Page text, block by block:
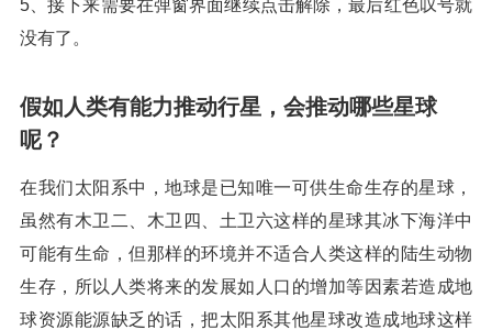
5、接下来需要在弹窗界面继续点击解除，最后红色叹号就
没有了。
假如人类有能力推动行星，会推动哪些星球
呢？
在我们太阳系中，地球是已知唯一可供生命生存的星球，
虽然有木卫二、木卫四、土卫六这样的星球其冰下海洋中
可能有生命，但那样的环境并不适合人类这样的陆生动物
生存，所以人类将来的发展如人口的增加等因素若造成地
球资源能源缺乏的话，把太阳系其他星球改造成地球这样